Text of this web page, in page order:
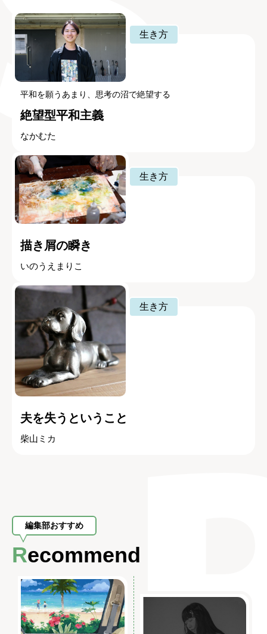
生き方
平和を願うあまり、思考の沼で絶望する
絶望型平和主義
なかむた
生き方
描き屑の瞬き
いのうえまりこ
生き方
夫を失うということ
柴山ミカ
編集部おすすめ
Recommend